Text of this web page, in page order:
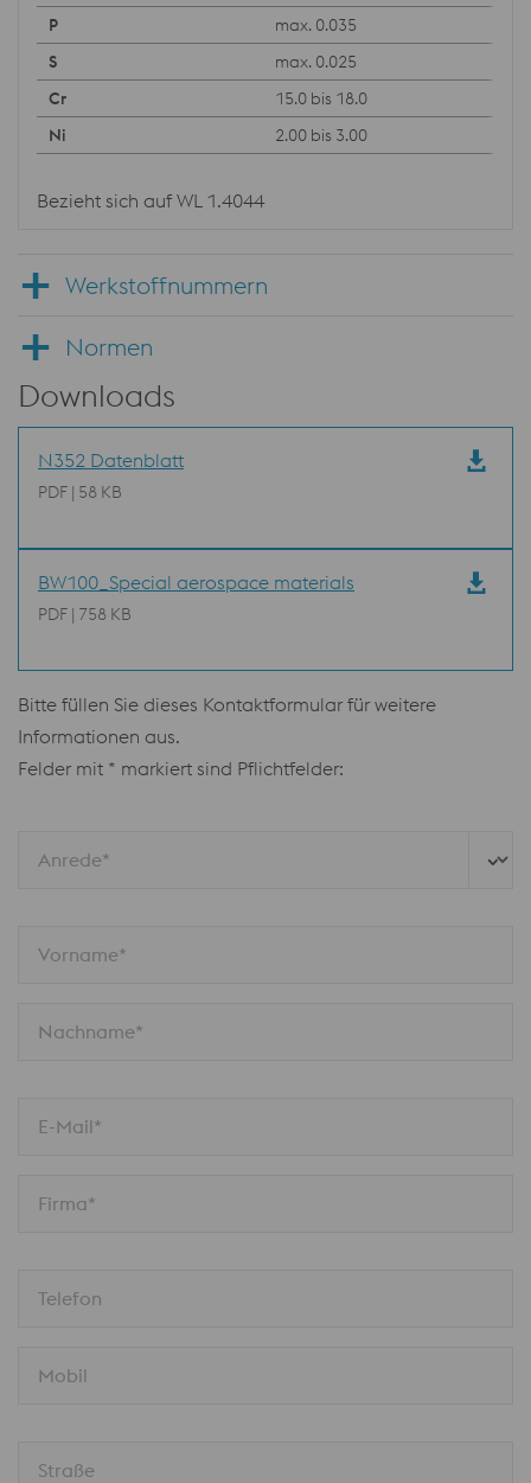
max. 0.035
max. 0.025
15.0 bis 18.0
2.00 bis 3.00
Bezieht sich auf WL 1.4044
Werkstoffnummern
Normen
Downloads
N352 Datenblatt
PDF | 58 KB
BW100_Special aerospace materials
PDF | 758 KB
Bitte füllen Sie dieses Kontaktformular für weitere
Informationen aus.
Felder mit * markiert sind Pflichtfelder:
Anrede*
Vorname*
Nachname*
E-Mail*
Firma*
Telefon
Mobil
Straße